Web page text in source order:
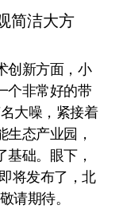
创新方面，小
个非常好的带
大噪，紧接着
态产业园，
础。眼下，
将发布了，北
请期待。